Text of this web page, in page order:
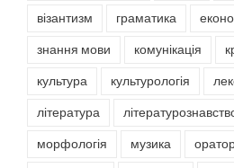
візантизм граматика
знання мови комунікація
культура культурологія
література
морфологія музика